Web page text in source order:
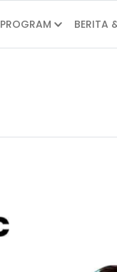
PROGRAM BERITA